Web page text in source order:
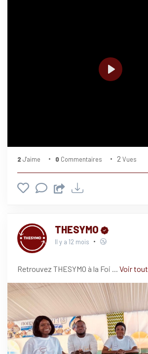
P
2 J'aime 0 Commentaires 2 Vues
THESYMO
Il y a 12 mois
Retrouvez THESYMO à la Foi Voir tout